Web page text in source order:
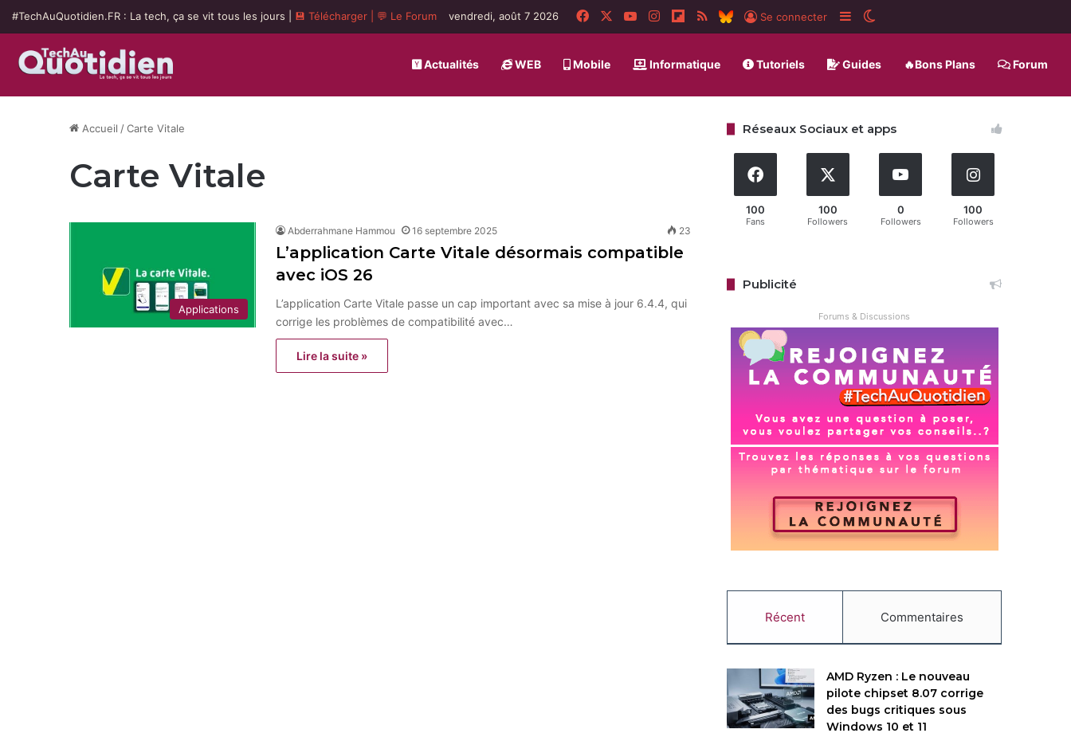
#TechAuQuotidien.FR : La tech, ça se vit tous les jours | 💾 Télécharger 💬 Le Forum vendredi, août 7 2026 FacebookYouTubeInstagramFlipboard
RSS BlueSky
Se connecter Sidebar (barre latérale)
Actualités WEB Mobile Informatique Tutoriels Guides 🔥Bons Plans Forum
Accueil /Carte Vitale
Carte Vitale
Applications
Abderrahmane Hammou 16 septembre 2025 23
L’application Carte Vitale désormais compatible
avec iOS 26
L’application Carte Vitale passe un cap important avec sa mise à jour 6.4.4, qui
corrige les problèmes de compatibilité avec…
Lire la suite »
Réseaux Sociaux et apps
100
Fans
100
Followers
0
Followers
100
Followers
Publicité
Forums & Discussions
Récent Commentaires
AMD Ryzen : Le nouveau
pilote chipset 8.07 corrige
des bugs critiques sous
Windows 10 et 11